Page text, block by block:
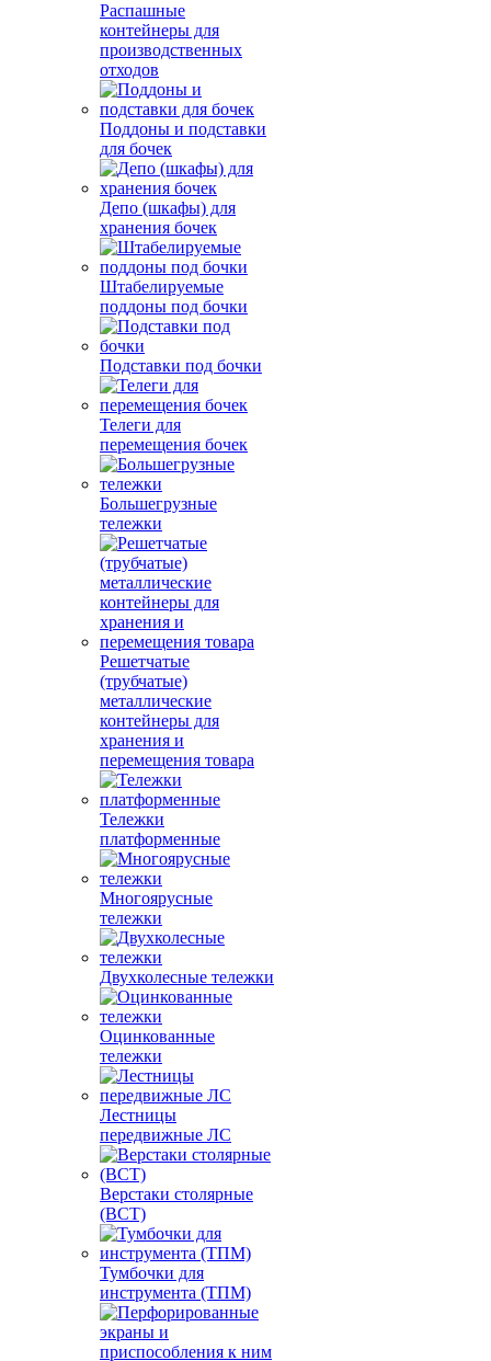
Распашные
контейнеры для
производственных
отходов
Поддоны и подставки
для бочек
Депо (шкафы) для
хранения бочек
Штабелируемые
поддоны под бочки
Подставки под бочки
Телеги для
перемещения бочек
Большегрузные
тележки
Решетчатые
(трубчатые)
металлические
контейнеры для
хранения и
перемещения товара
Тележки
платформенные
Многоярусные
тележки
Двухколесные тележки
Оцинкованные
тележки
Лестницы
передвижные ЛС
Верстаки столярные
(ВСТ)
Тумбочки для
инструмента (ТПМ)